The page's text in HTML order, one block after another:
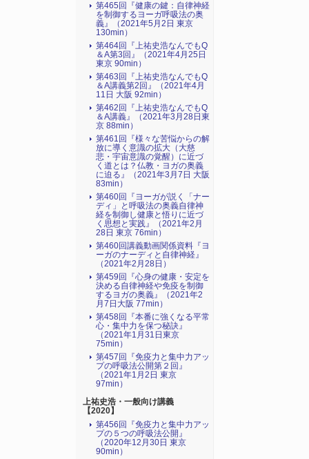
第465回『健康の鍵：自律神経
を制御するヨーガ呼吸法の奥
義』（2021年5月2日 東京
130min）
第464回『上祐史浩なんでもQ
＆A第3回』（2021年4月25日
東京 90min）
第463回『上祐史浩なんでもQ
＆A講義第2回』（2021年4月
11日 大阪 92min）
第462回『上祐史浩なんでもQ
＆A講義』（2021年3月28日東
京 88min）
第461回『様々な苦悩からの解
放に導く意識の拡大（大慈
悲・宇宙意識の覚醒）に近づ
く道とは？仏教・ヨガの奥義
に迫る』（2021年3月7日 大阪
83min）
第460回『ヨーガが説く「ナー
ディ」と呼吸法の奥義自律神
経を制御し健康と悟りに近づ
く思想と実践』（2021年2月
28日 東京 76min）
第460回講義動画関係資料『ヨ
ーガのナーディと自律神経』
（2021年2月28日）
第459回『心身の健康・安定を
決める自律神経や免疫を制御
するヨガの奥義』（2021年2
月7日大阪 77min）
第458回『本番に強くなる平常
心・集中力を保つ秘訣』
（2021年1月31日東京
75min）
第457回『免疫力と集中力アッ
プの呼吸法公開第２回』
（2021年1月2日 東京
97min）
上祐史浩・一般向け講義
【2020】
第456回『免疫力と集中力アッ
プの５つの呼吸法公開』
（2020年12月30日 東京
90min）